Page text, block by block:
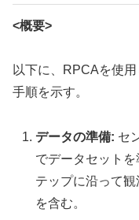
<概要>
以下に、RPCAを使
手順を示す。
データの準備: セ
でデータセット
テップに沿って
を含む。